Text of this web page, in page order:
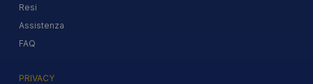
Resi
Assistenza
FAQ
PRIVACY